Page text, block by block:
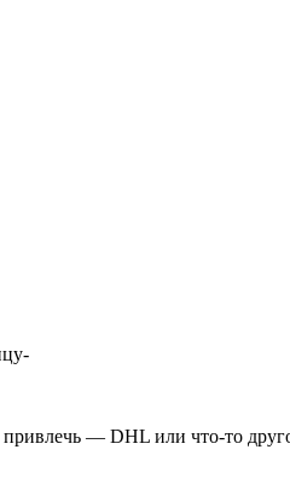
— DHL или что-то